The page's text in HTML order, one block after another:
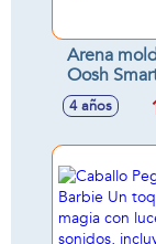
Arena
Oosh
1Kg
4 años